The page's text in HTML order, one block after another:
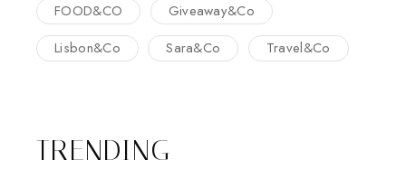
FOOD&CO
Giveaway&Co
Lisbon&Co
Sara&Co Travel&Co
TRENDING